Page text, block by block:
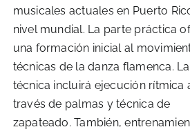
musicales actuales en Puerto
nivel mundial. La parte práctica
una formación inicial al
técnicas de la danza flamenca. La
técnica incluirá ejecución rítmica
través de palmas y técnica de
zapateado. También,